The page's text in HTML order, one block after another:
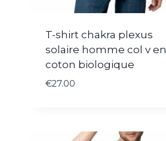
T-shirt chakra plexus
solaire homme col v en
coton biologique
€27.00